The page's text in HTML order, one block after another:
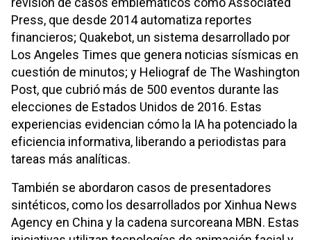
Press, que desde 2014 automatiza reportes
financieros; Quakebot, un sistema desarrollado por
Los Angeles Times que genera noticias sísmicas en
cuestión de minutos; y Heliograf de The Washington
Post, que cubrió más de 500 eventos durante las
elecciones de Estados Unidos de 2016. Estas
experiencias evidencian cómo la IA ha potenciado la
eficiencia informativa, liberando a periodistas para
tareas más analíticas.
También se abordaron casos de presentadores
sintéticos, como los desarrollados por Xinhua News
Agency en China y la cadena surcoreana MBN. Estas